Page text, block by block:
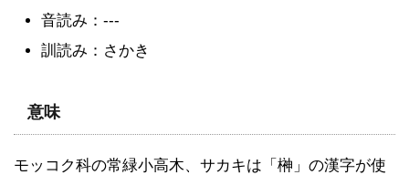
音読み：---
訓読み：さかき
意味
モッコク科の常緑小高木、サカキは「榊」の漢字が使